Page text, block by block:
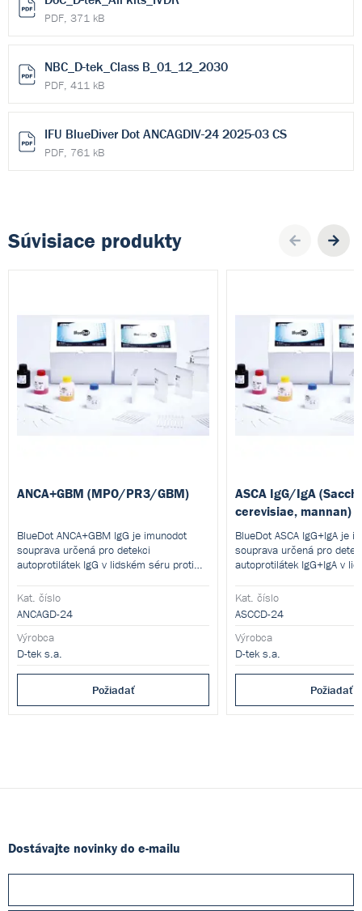
PDF, 371 kB
NBC_D-tek_Class B_01_12_2030
PDF, 411 kB
IFU BlueDiver Dot ANCAGDIV-24 2025-03 CS
PDF, 761 kB
Súvisiace produkty
ANCA+GBM (MPO/PR3/GBM)
BlueDot ANCA+GBM IgG je imunodot
souprava určená pro detekci
autoprotilátek IgG v lidském séru proti
Kat. číslo
ANCAGD-24
Výrobca
D-tek s.a.
Požiadať
ASCA IgG/IgA
cerevisiae, mannan)
BlueDot ASCA IgG+IgA je
souprava určená pro
autoprotilátek IgG+IgA v
(mannan) antigen.
Kat. číslo
ASCCD-24
Výrobca
D-tek s.a.
Požiadať
Dostávajte novinky do e-mailu